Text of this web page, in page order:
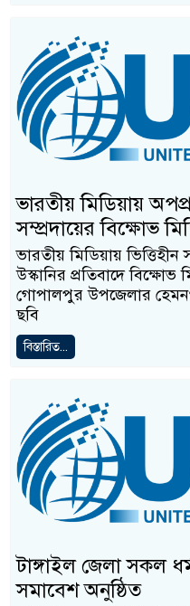
ভারতীয় মিডিয়ায়
সম্প্রদায়ের বিক্ষোভ
ভারতীয় মিডিয়ায় ভিত্তিহীন
উস্কানির প্রতিবাদে বিক্ষোভ
গোপালপুর উপজেলার
ছবি
বিস্তারিত...
টাঙ্গাইল জেলা সকল
সমাবেশ অনুষ্ঠিত